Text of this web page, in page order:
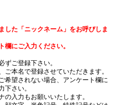
した「ニックネーム」をお呼びしま
欄にご入力ください。
ご登録下さい。
本名で登録させていただきます。
希望されない場合、アンケート欄に
下さい。
入力もお願いいたします。